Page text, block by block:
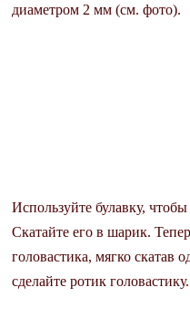
диаметром 2 мм (см. фото).
Используйте булавку,
Скатайте его в шарик.
головастика, мягко скатав
сделайте ротик головастику.